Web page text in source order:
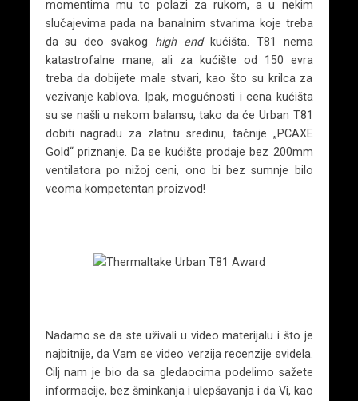
momentima mu to polazi za rukom, a u nekim
slučajevima pada na banalnim stvarima koje treba
da su deo svakog high endkućišta. T81 nema
katastrofalne mane, ali za kućište od 150 evra
treba da dobijete male stvari, kao što su krilca za
vezivanje kablova. Ipak, mogućnosti i cena kućišta
su se našli u nekom balansu, tako da će Urban T81
dobiti nagradu za zlatnu sredinu, tačnije „PCAXE
Gold“ priznanje. Da se kućište prodaje bez 200mm
ventilatora po nižoj ceni, ono bi bez sumnje bilo
veoma kompetentan proizvod!
Nadamo se da ste uživali u video materijalu i što je
najbitnije, da Vam se video verzija recenzije svidela.
Cilj nam je bio da sa gledaocima podelimo sažete
informacije, bez šminkanja i ulepšavanja i da Vi, kao